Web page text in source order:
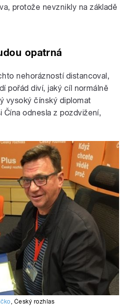
protože nevznikly na základě
opatrná
nehorázností distancoval,
pořád diví, jaký cíl normálně
vysoký čínský diplomat
Čína odnesla z pozdvižení,
, Český rozhlas